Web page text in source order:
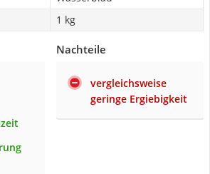
1 kg
Nachteile
vergleichsweise
geringe Ergiebigkeit